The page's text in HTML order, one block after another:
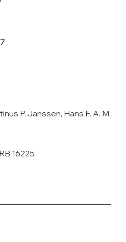
P. Janssen, Hans F. A. M.
16225